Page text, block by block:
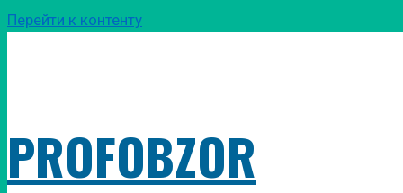
Перейти к контенту
PROFOBZOR